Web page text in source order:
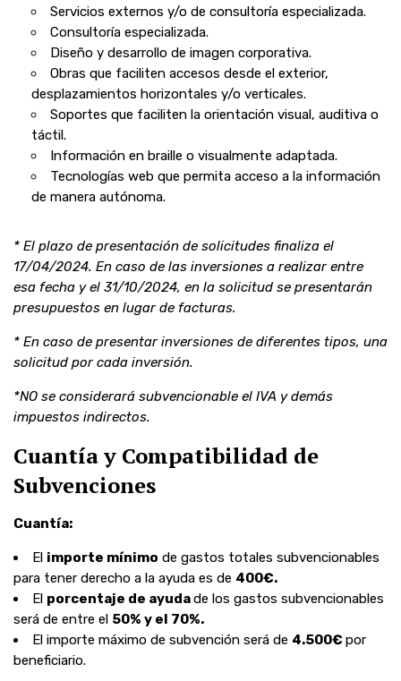
Servicios externos y/o de consultoría especializada.
Consultoría especializada.
Diseño y desarrollo de imagen corporativa.
Obras que faciliten accesos desde el exterior,
desplazamientos horizontales y/o verticales.
Soportes que faciliten la orientación visual, auditiva o
táctil.
Información en braille o visualmente adaptada.
Tecnologías web que permita acceso a la información
de manera autónoma.
* El plazo de presentación de solicitudes finaliza el
17/04/2024. En caso de las inversiones a realizar entre
esa fecha y el 31/10/2024, en la solicitud se presentarán
presupuestos en lugar de facturas.
* En caso de presentar inversiones de diferentes tipos, una
solicitud por cada inversión.
*NO se considerará subvencionable el IVA y demás
impuestos indirectos.
Cuantía y Compatibilidad de
Subvenciones
Cuantía:
El importe mínimo de gastos totales subvencionables
para tener derecho a la ayuda es de 400€.
El porcentaje de ayudade los gastos subvencionables
será de entre el 50% y el 70%.
El importe máximo de subvención será de 4.500€ por
beneficiario.